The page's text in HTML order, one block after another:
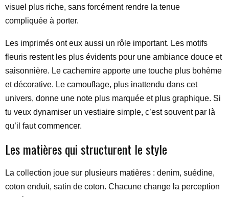
visuel plus riche, sans forcément rendre la tenue
compliquée à porter.
Les imprimés ont eux aussi un rôle important. Les motifs
fleuris restent les plus évidents pour une ambiance douce et
saisonnière. Le cachemire apporte une touche plus bohème
et décorative. Le camouflage, plus inattendu dans cet
univers, donne une note plus marquée et plus graphique. Si
tu veux dynamiser un vestiaire simple, c’est souvent par là
qu’il faut commencer.
Les matières qui structurent le style
La collection joue sur plusieurs matières : denim, suédine,
coton enduit, satin de coton. Chacune change la perception